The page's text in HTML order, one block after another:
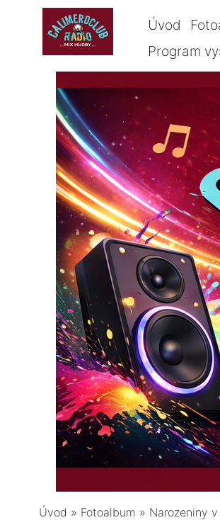
Úvod
Program
Úvod » Fotoalbum » Narozeniny